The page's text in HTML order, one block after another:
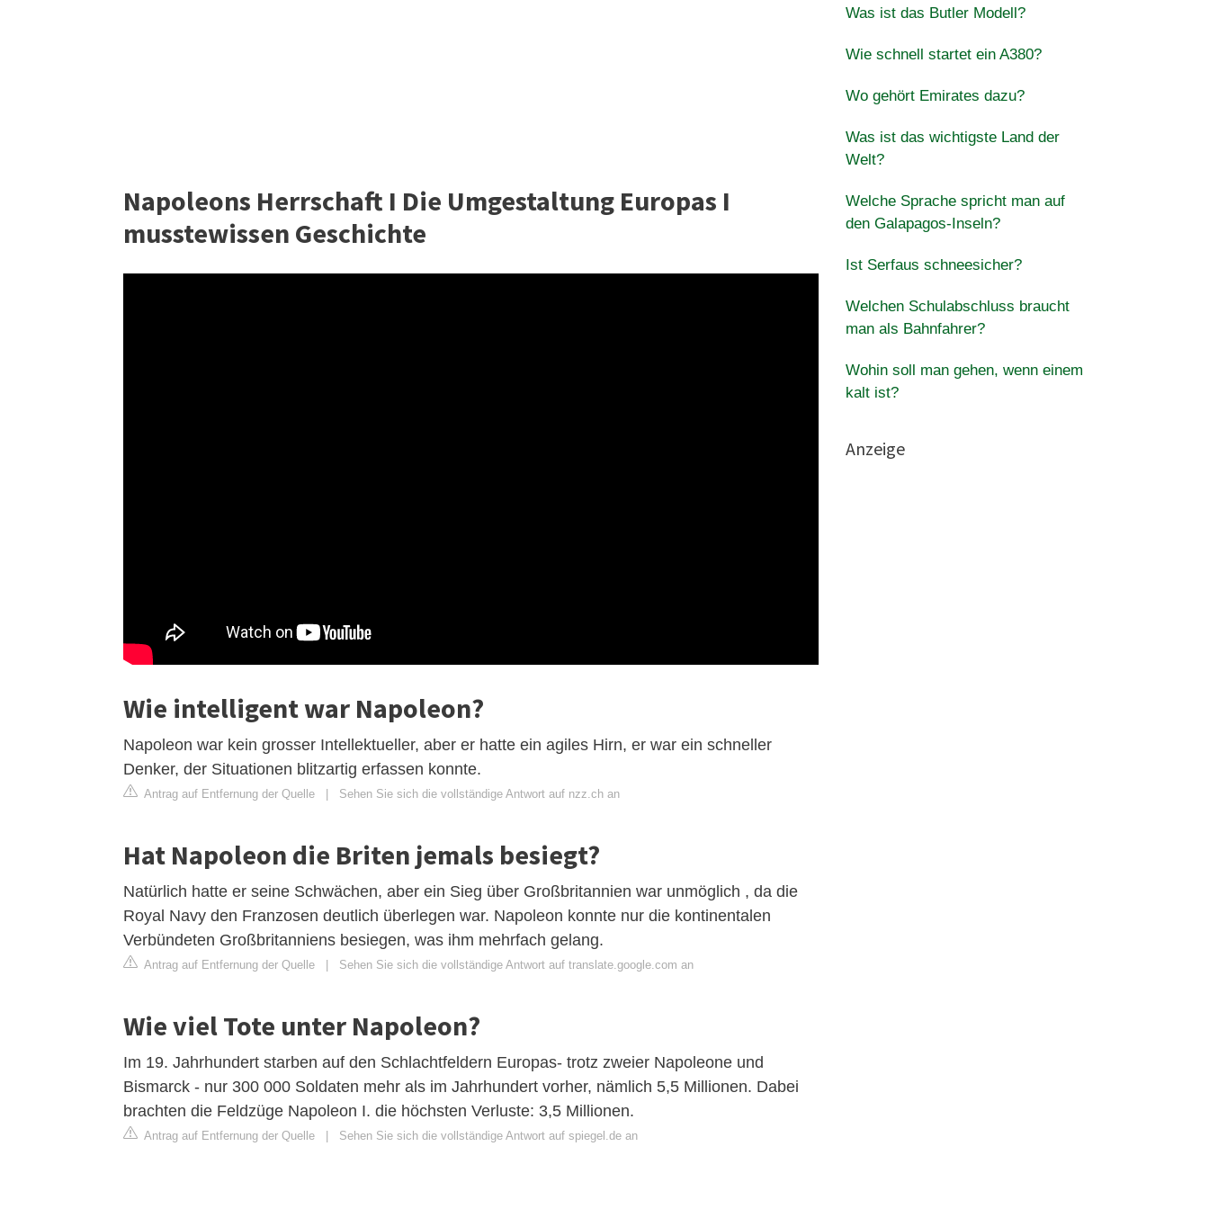
Napoleons Herrschaft I Die Umgestaltung Europas I
musstewissen Geschichte
Wie intelligent war Napoleon?
Napoleon war kein grosser Intellektueller, aber er hatte ein agiles Hirn, er war ein schneller
Denker, der Situationen blitzartig erfassen konnte.
Antrag auf Entfernung der Quelle | Sehen Sie sich die vollständige Antwort auf nzz.ch an
Hat Napoleon die Briten jemals besiegt?
Natürlich hatte er seine Schwächen, aber ein Sieg über Großbritannien war unmöglich , da die
Royal Navy den Franzosen deutlich überlegen war. Napoleon konnte nur die kontinentalen
Verbündeten Großbritanniens besiegen, was ihm mehrfach gelang.
Antrag auf Entfernung der Quelle | Sehen Sie sich die vollständige Antwort auf translate.google.com an
Wie viel Tote unter Napoleon?
Im 19. Jahrhundert starben auf den Schlachtfeldern Europas- trotz zweier Napoleone und
Bismarck - nur 300 000 Soldaten mehr als im Jahrhundert vorher, nämlich 5,5 Millionen. Dabei
brachten die Feldzüge Napoleon I. die höchsten Verluste: 3,5 Millionen.
Antrag auf Entfernung der Quelle | Sehen Sie sich die vollständige Antwort auf spiegel.de an
Was ist das Butler Modell?
Wie schnell startet ein A380?
Wo gehört Emirates dazu?
Was ist das wichtigste Land der
Welt?
Welche Sprache spricht man auf
den Galapagos-Inseln?
Ist Serfaus schneesicher?
Welchen Schulabschluss braucht
man als Bahnfahrer?
Wohin soll man gehen, wenn einem
kalt ist?
Anzeige